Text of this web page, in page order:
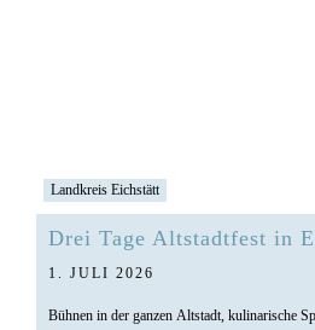
Landkreis Eichstätt
Drei Tage Altstadtfest in
1. JULI 2026
Bühnen in der ganzen Altstadt, kulinarische